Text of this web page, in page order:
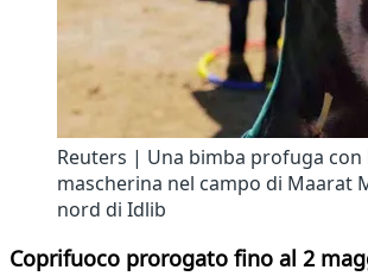
Reuters | Una bimba profuga con
mascherina nel campo di Maarat
nord di Idlib
Coprifuoco prorogato fino al 2